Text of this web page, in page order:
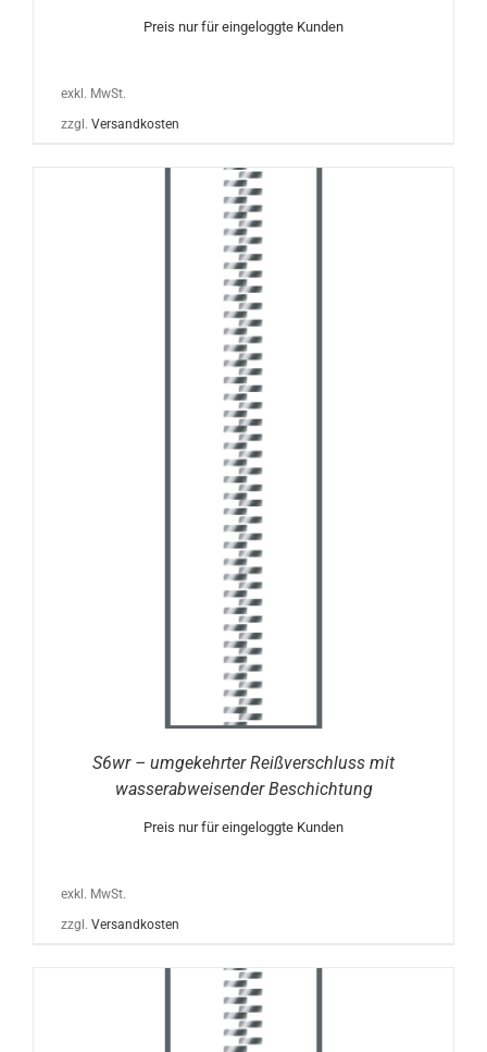
Preis nur für eingeloggte Kunden
exkl. MwSt.
zzgl. Versandkosten
S6wr – umgekehrter Reißverschluss mit
wasserabweisender Beschichtung
Preis nur für eingeloggte Kunden
exkl. MwSt.
zzgl. Versandkosten